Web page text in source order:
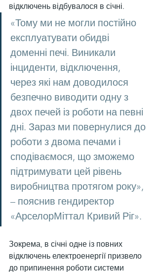
відключень відбувалося в січні.
«Тому ми не могли постійно
експлуатувати обидві
доменні печі. Виникали
інциденти, відключення,
через які нам доводилося
безпечно виводити одну з
двох печей із роботи на певні
дні. Зараз ми повернулися до
роботи з двома печами і
сподіваємося, що зможемо
підтримувати цей рівень
виробництва протягом року»,
– пояснив гендиректор
«АрселорМіттал Кривий Ріг».
Зокрема, в січні одне із повних
відключень електроенергії призвело
до припинення роботи системи